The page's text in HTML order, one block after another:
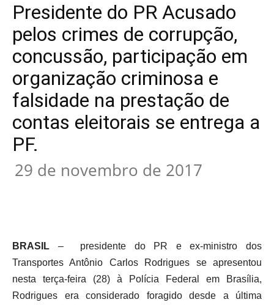
Presidente do PR Acusado
pelos crimes de corrupção,
concussão, participação em
organização criminosa e
falsidade na prestação de
contas eleitorais se entrega a
PF.
29 de novembro de 2017
BRASIL – presidente do PR e ex-ministro dos
Transportes Antônio Carlos Rodrigues se apresentou
nesta terça-feira (28) à Polícia Federal em Brasília,
Rodrigues era considerado foragido desde a última